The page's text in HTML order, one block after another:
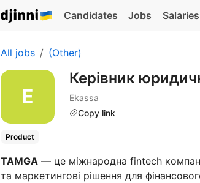
Candidates Jobs Salaries
All jobs (Other)
Керівник
Ekassa
Copy link
Product
TAMGA — це міжнародна fintech
та маркетингові рішення для